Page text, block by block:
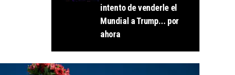
intento de venderle el
Mundial a Trump... por
ahora